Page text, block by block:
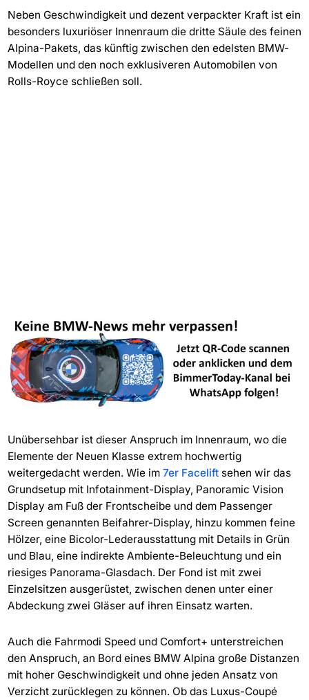
Neben Geschwindigkeit und dezent verpackter Kraft ist ein
besonders luxuriöser Innenraum die dritte Säule des feinen
Alpina-Pakets, das künftig zwischen den edelsten BMW-
Modellen und den noch exklusiveren Automobilen von
Rolls-Royce schließen soll.
Unübersehbar ist dieser Anspruch im Innenraum, wo die
Elemente der Neuen Klasse extrem hochwertig
weitergedacht werden. Wie im 7er Faceliftsehen wir das
Grundsetup mit Infotainment-Display, Panoramic Vision
Display am Fuß der Frontscheibe und dem Passenger
Screen genannten Beifahrer-Display, hinzu kommen feine
Hölzer, eine Bicolor-Lederausstattung mit Details in Grün
und Blau, eine indirekte Ambiente-Beleuchtung und ein
riesiges Panorama-Glasdach. Der Fond ist mit zwei
Einzelsitzen ausgerüstet, zwischen denen unter einer
Abdeckung zwei Gläser auf ihren Einsatz warten.
Auch die Fahrmodi Speed und Comfort+ unterstreichen
den Anspruch, an Bord eines BMW Alpina große Distanzen
mit hoher Geschwindigkeit und ohne jeden Ansatz von
Verzicht zurücklegen zu können. Ob das Luxus-Coupé